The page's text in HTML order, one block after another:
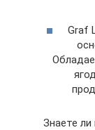
Graf
Знаете